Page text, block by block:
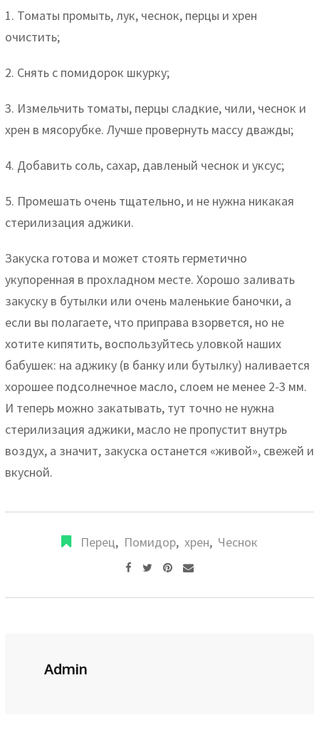
1. Томаты промыть, лук, чеснок, перцы и хрен
очистить;
2. Снять с помидорок шкурку;
3. Измельчить томаты, перцы сладкие, чили, чеснок и
хрен в мясорубке. Лучше провернуть массу дважды;
4. Добавить соль, сахар, давленый чеснок и уксус;
5. Промешать очень тщательно, и не нужна никакая
стерилизация аджики.
Закуска готова и может стоять герметично
укупоренная в прохладном месте. Хорошо заливать
закуску в бутылки или очень маленькие баночки, а
если вы полагаете, что приправа взорвется, но не
хотите кипятить, воспользуйтесь уловкой наших
бабушек: на аджику (в банку или бутылку) наливается
хорошее подсолнечное масло, слоем не менее 2-3 мм.
И теперь можно закатывать, тут точно не нужна
стерилизация аджики, масло не пропустит внутрь
воздух, а значит, закуска останется «живой», свежей и
вкусной.
Перец, Помидор, хрен, Чеснок
Pinterest
Share
Admin